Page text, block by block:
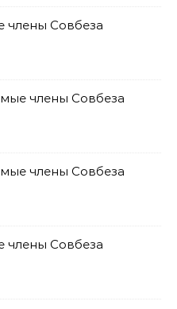
члены Совбеза
члены Совбеза
члены Совбеза
члены Совбеза